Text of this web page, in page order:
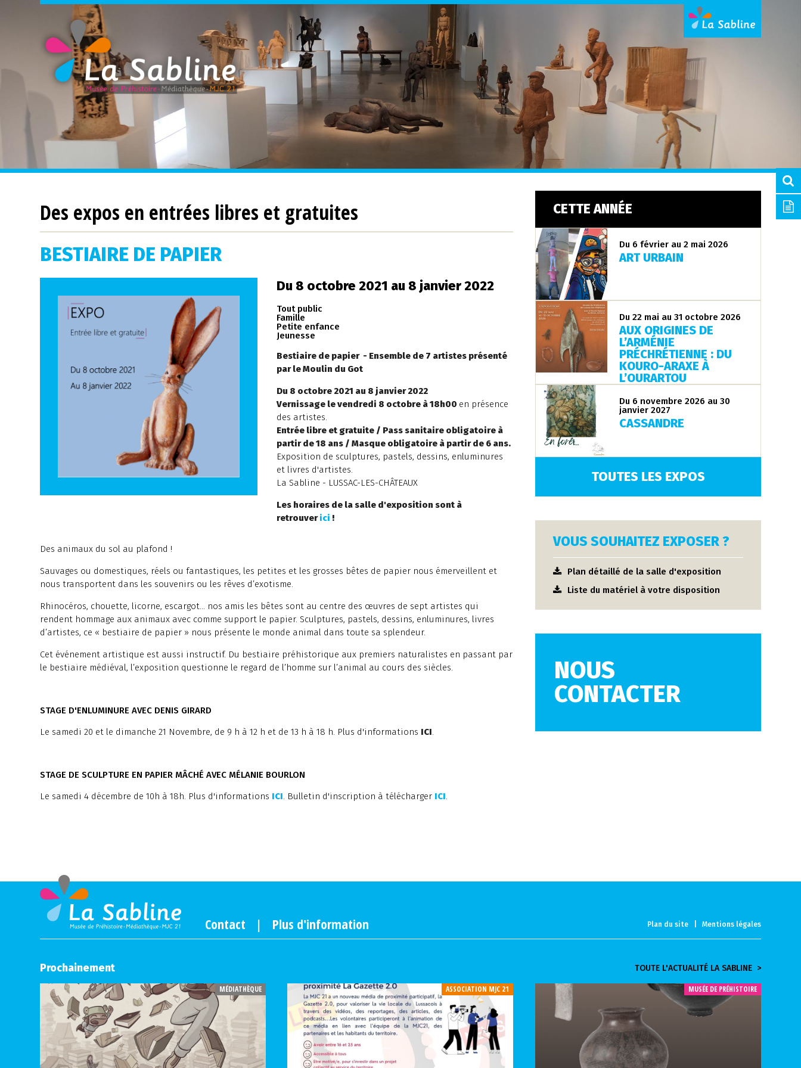
Des expos en entrées libres et gratuites
BESTIAIRE DE PAPIER
Du 8 octobre 2021 au 8 janvier 2022
Tout public
Famille
Petite enfance
Jeunesse
Bestiaire de papier - Ensemble de 7 artistes présenté
par le Moulin du Got
Du 8 octobre 2021 au 8 janvier 2022
Vernissage le vendredi 8 octobre à 18h00 en présence
des artistes.
Entrée libre et gratuite / Pass sanitaire obligatoire à
partir de 18 ans / Masque obligatoire à partir de 6 ans.
Exposition de sculptures, pastels, dessins, enluminures
et livres d'artistes.
La Sabline - LUSSAC-LES-CHÂTEAUX
Les horaires de la salle d'exposition sont à
retrouverici !
Des animaux du sol au plafond !
Sauvages ou domestiques, réels ou fantastiques, les petites et les grosses bêtes de papier nous émerveillent et
nous transportent dans les souvenirs ou les rêves d’exotisme.
Rhinocéros, chouette, licorne, escargot… nos amis les bêtes sont au centre des œuvres de sept artistes qui
rendent hommage aux animaux avec comme support le papier. Sculptures, pastels, dessins, enluminures, livres
d’artistes, ce « bestiaire de papier » nous présente le monde animal dans toute sa splendeur.
Cet événement artistique est aussi instructif. Du bestiaire préhistorique aux premiers naturalistes en passant par
le bestiaire médiéval, l’exposition questionne le regard de l’homme sur l’animal au cours des siècles.
STAGE D'ENLUMINURE AVEC DENIS GIRARD
Le samedi 20 et le dimanche 21 Novembre, de 9 h à 12 h et de 13 h à 18 h. Plus d'informations ICI.
STAGE DE SCULPTURE EN PAPIER MÂCHÉ AVEC MÉLANIE BOURLON
Le samedi 4 décembre de 10h à 18h. Plus d'informations ICI. Bulletin d'inscription à télécharger ICI.
CETTE ANNÉE
Du 6 février au 2 mai 2026
ART URBAIN
Du 22 mai au 31 octobre 2026
AUX ORIGINES DE
L’ARMÉNIE
PRÉCHRÉTIENNE : DU
KOURO-ARAXE À
L’OURARTOU
Du 6 novembre 2026 au 30
janvier 2027
CASSANDRE
TOUTES LES EXPOS
VOUS SOUHAITEZ EXPOSER ?
Plan détaillé de la salle d'exposition
Liste du matériel à votre disposition
NOUS
CONTACTER
Contact | Plus d'information Plan du site| Mentions légales
Prochainement TOUTE L'ACTUALITÉ LA SABLINE >
MÉDIATHÈQUE ASSOCIATION MJC 21 MUSÉE DE PRÉHISTOIRE